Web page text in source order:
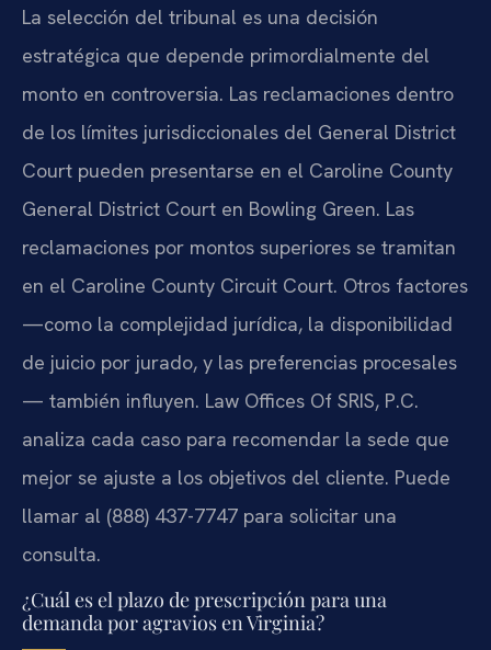
La selección del tribunal es una decisión
estratégica que depende primordialmente del
monto en controversia. Las reclamaciones dentro
de los límites jurisdiccionales del General District
Court pueden presentarse en el Caroline County
General District Court en Bowling Green. Las
reclamaciones por montos superiores se tramitan
en el Caroline County Circuit Court. Otros factores
—como la complejidad jurídica, la disponibilidad
de juicio por jurado, y las preferencias procesales
— también influyen. Law Offices Of SRIS, P.C.
analiza cada caso para recomendar la sede que
mejor se ajuste a los objetivos del cliente. Puede
llamar al (888) 437-7747 para solicitar una
consulta.
¿Cuál es el plazo de prescripción para una
demanda por agravios en Virginia?